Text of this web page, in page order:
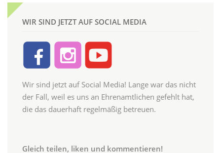
WIR SIND JETZT AUF SOCIAL MEDIA
Wir sind jetzt auf Social Media! Lange war das nicht
der Fall, weil es uns an Ehrenamtlichen gefehlt hat,
die das dauerhaft regelmäßig betreuen.
Gleich teilen, liken und kommentieren!